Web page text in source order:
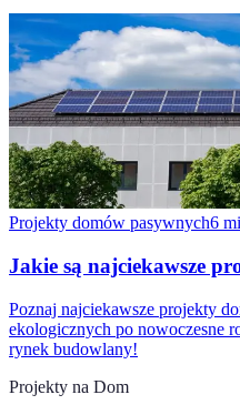
Projekty domów pasywnych6
Jakie są najciekawsze
Poznaj najciekawsze projekty
ekologicznych po nowoczesne
rynek budowlany!
Projekty na Dom